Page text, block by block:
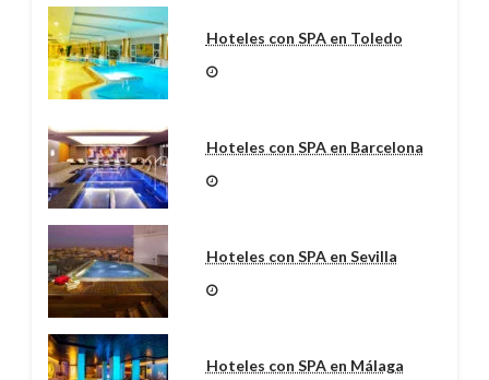
Hoteles con SPA en Toledo
Hoteles con SPA en Barcelona
Hoteles con SPA en Sevilla
Hoteles con SPA en Málaga